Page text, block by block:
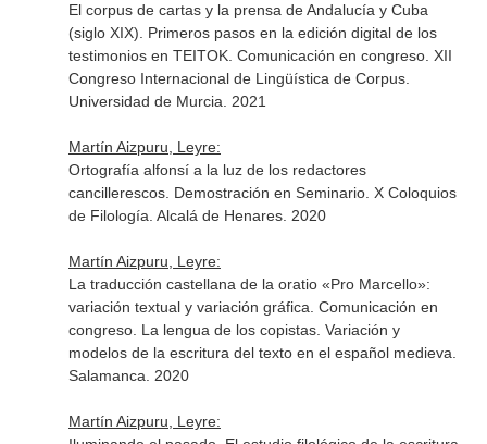
El corpus de cartas y la prensa de Andalucía y Cuba
(siglo XIX). Primeros pasos en la edición digital de los
testimonios en TEITOK. Comunicación en congreso. XII
Congreso Internacional de Lingüística de Corpus.
Universidad de Murcia. 2021
Martín Aizpuru, Leyre:
Ortografía alfonsí a la luz de los redactores
cancillerescos. Demostración en Seminario. X Coloquios
de Filología. Alcalá de Henares. 2020
Martín Aizpuru, Leyre:
La traducción castellana de la oratio «Pro Marcello»:
variación textual y variación gráfica. Comunicación en
congreso. La lengua de los copistas. Variación y
modelos de la escritura del texto en el español medieva.
Salamanca. 2020
Martín Aizpuru, Leyre: